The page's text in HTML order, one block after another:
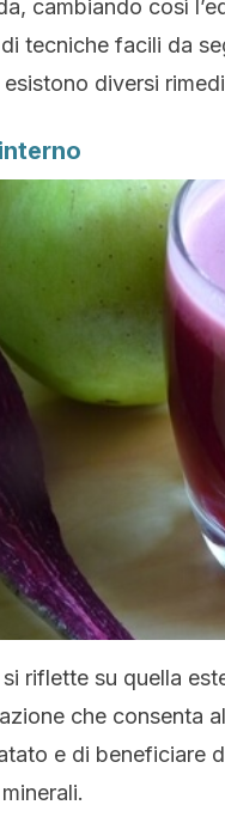
cambiando così
tecniche facili da
diversi
riflette su quella
che consenta
e di beneficiare